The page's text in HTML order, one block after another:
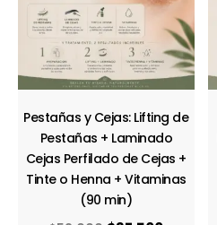
Pestañas y Cejas: Lifting de
Pestañas + Laminado
Cejas Perfilado de Cejas +
Tinte o Henna + Vitaminas
(90 min)